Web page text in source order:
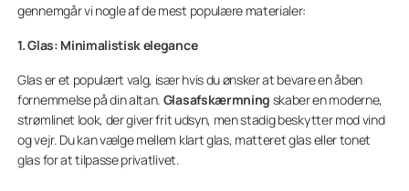
gennemgår vi nogle af de mest populære materialer:
1. Glas: Minimalistisk elegance
Glas er et populært valg, især hvis du ønsker at bevare en åben
fornemmelse på din altan. Glasafskærmning skaber en moderne,
strømlinet look, der giver frit udsyn, men stadig beskytter mod vind
og vejr. Du kan vælge mellem klart glas, matteret glas eller tonet
glas for at tilpasse privatlivet.